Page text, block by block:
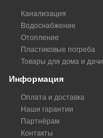
Канализация
Водоснабжение
Отопление
Пластиковые погреба
Товары для дома и дачи
Информация
Оплата и доставка
Наши гарантии
Партнёрам
Контакты